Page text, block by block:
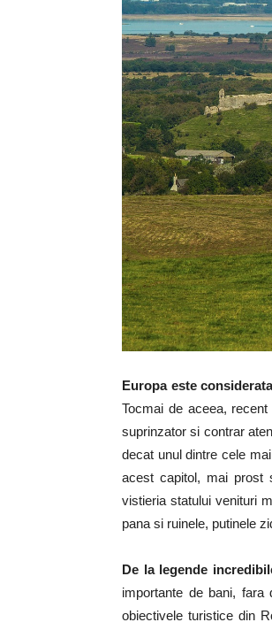
Europa este
Tocmai de aceea,
suprinzator si contrar
decat unul dintre cele
acest capitol, mai prost
vistieria statului venituri
pana si ruinele, putinele
De la legende
importante de bani,
obiectivele turistice din